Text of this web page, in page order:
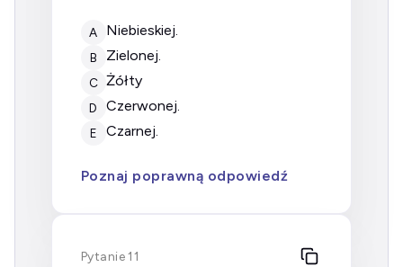
A niebieskiej.
B zielonej.
C Żółty
D czerwonej.
E czarnej.
Poznaj poprawną odpowiedź
Pytanie 11